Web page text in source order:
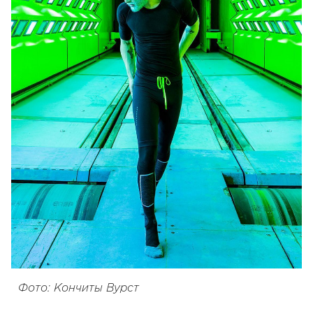
Фото: Кончиты Вурст